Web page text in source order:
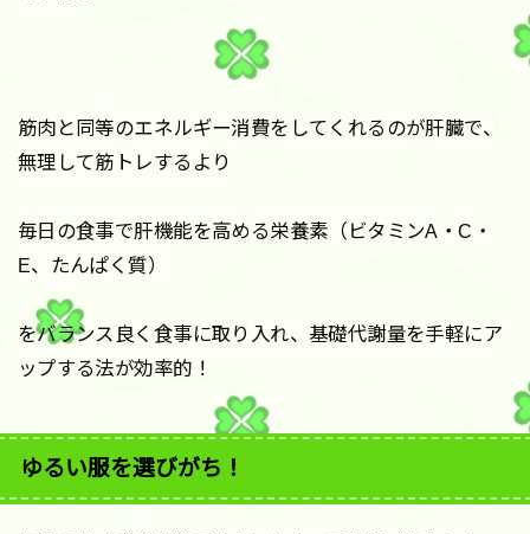
筋肉と同等のエネルギー消費をしてくれるのが肝臓で、
無理して筋トレするより
毎日の食事で肝機能を高める栄養素（ビタミンA・C・
E、たんぱく質）
をバランス良く食事に取り入れ、基礎代謝量を手軽にア
ップする法が効率的！
ゆるい服を選びがち！